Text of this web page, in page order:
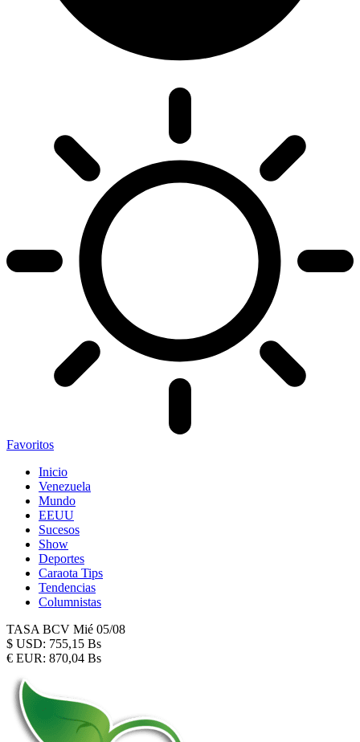
Favoritos
Inicio
Venezuela
Mundo
EEUU
Sucesos
Show
Deportes
Caraota Tips
Tendencias
Columnistas
TASA BCV Mié 05/08
$ USD: 755,15 Bs
€ EUR: 870,04 Bs